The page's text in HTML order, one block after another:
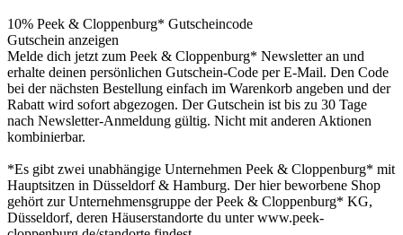
10% Peek & Cloppenburg* Gutscheincode
Gutschein anzeigen
Melde dich jetzt zum Peek & Cloppenburg* Newsletter an und
erhalte deinen persönlichen Gutschein-Code per E-Mail. Den Code
bei der nächsten Bestellung einfach im Warenkorb angeben und der
Rabatt wird sofort abgezogen. Der Gutschein ist bis zu 30 Tage
nach Newsletter-Anmeldung gültig. Nicht mit anderen Aktionen
kombinierbar.
*Es gibt zwei unabhängige Unternehmen Peek & Cloppenburg* mit
Hauptsitzen in Düsseldorf & Hamburg. Der hier beworbene Shop
gehört zur Unternehmensgruppe der Peek & Cloppenburg* KG,
Düsseldorf, deren Häuserstandorte du unter www.peek-